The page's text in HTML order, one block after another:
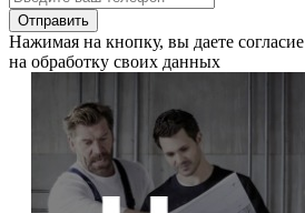
Отправить
Нажимая на кнопку, вы даете согласие
на обработку своих данных